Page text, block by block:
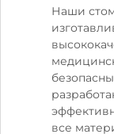
Наши
все